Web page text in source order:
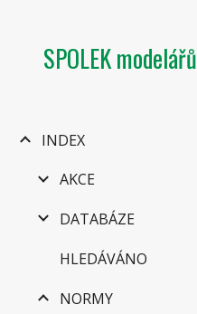
SPOLEK modelářů
INDEX
AKCE
DATABÁZE
HLEDÁVÁNO
NORMY